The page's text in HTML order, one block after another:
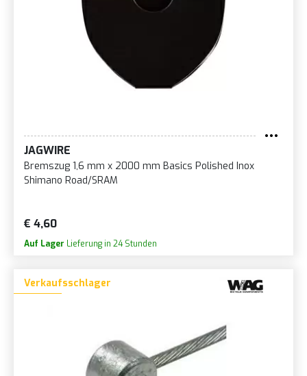
JAGWIRE
Bremszug 1,6 mm x 2000 mm Basics Polished Inox
Shimano Road/SRAM
€ 4,60
Auf Lager Lieferung in 24 Stunden
Verkaufsschlager